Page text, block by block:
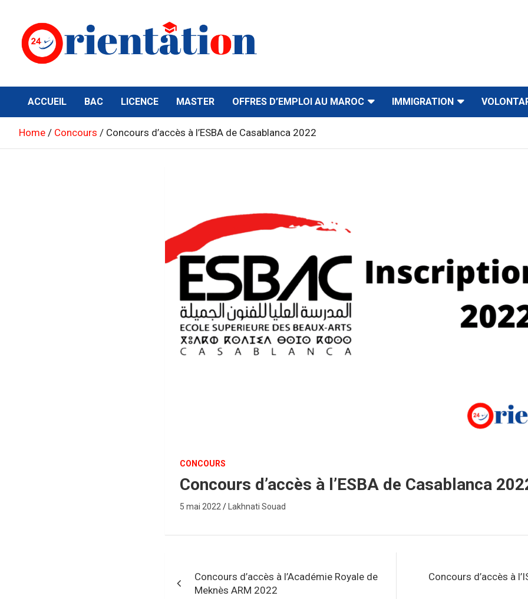
content
Orientation24
ACCUEIL BAC LICENCE MASTER OFFRES D’EMPLOI AU MAROC IMMIGRATION
Home Concours Concours d’accès à l’ESBA de Casablanca 2022
CONCOURS
Concours d’accès à l’ESBA de Casablanca
5 mai 2022 Lakhnati Souad
de
Concours d’accès à l’Académie Royale de
Meknès ARM 2022
Concours d’accès à